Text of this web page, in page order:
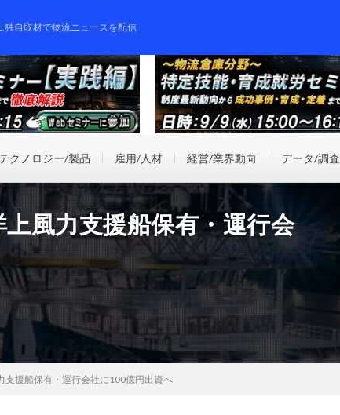
独自取材で物流ニュースを配信
テクノロジー/製品 雇用/人材 経営/業界動向 データ/調査
風力支援船保有・運行会
支援船保有・運行会社に100億円出資へ